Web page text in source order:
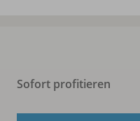
Sofort profitieren